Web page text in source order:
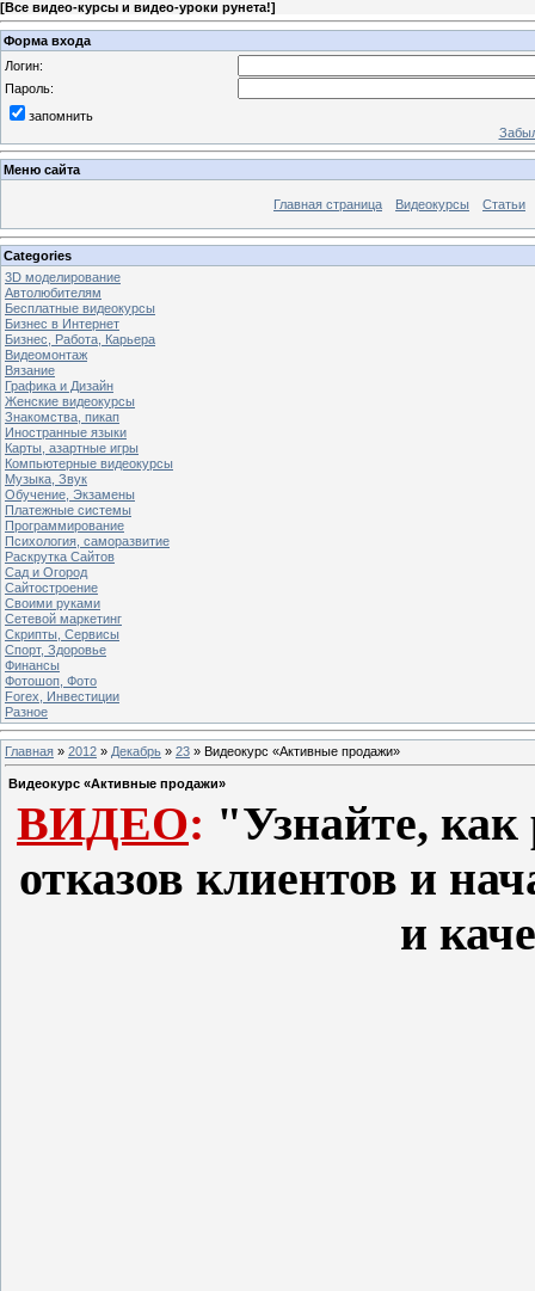
[Все видео-курсы и видео-уроки рунета!]
Форма входа
Логин:
Пароль:
запомнить
Меню сайта
Главная страница Видеокурсы Статьи
Categories
3D моделирование
Автолюбителям
Бесплатные видеокурсы
Бизнес в Интернет
Бизнес, Работа, Карьера
Видеомонтаж
Вязание
Графика и Дизайн
Женские видеокурсы
Знакомства, пикап
Иностранные языки
Карты, азартные игры
Компьютерные видеокурсы
Музыка, Звук
Обучение, Экзамены
Платежные системы
Программирование
Психология, саморазвитие
Раскрутка Сайтов
Cад и Огород
Сайтостроение
Своими руками
Сетевой маркетинг
Скрипты, Сервисы
Спорт, Здоровье
Финансы
Фотошоп, Фото
Forex, Инвестиции
Разное
Главная » 2012 » Декабрь » 23 » Видеокурс «Активные продажи»
Видеокурс «Активные продажи»
ВИДЕО: "Узнайте, как
отказов клиентов и
и